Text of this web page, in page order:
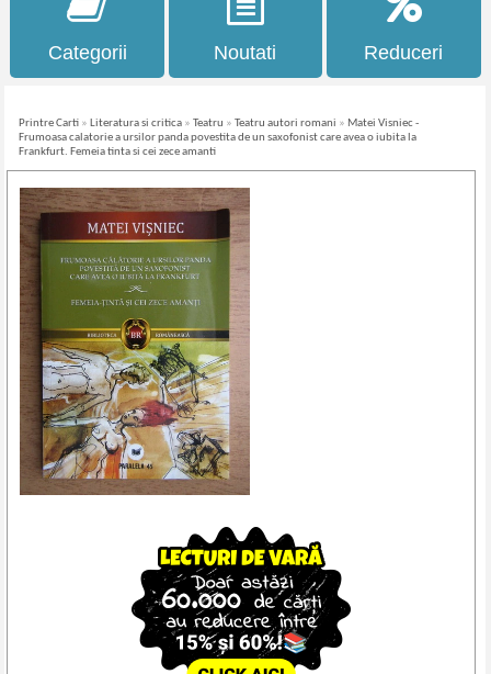
Categorii Noutati Reduceri
Printre Carti » Literatura si critica »Teatru »Teatru autori romani » Matei Visniec -
Frumoasa calatorie a ursilor panda povestita de un saxofonist care avea o iubita la
Frankfurt. Femeia tinta si cei zece amanti